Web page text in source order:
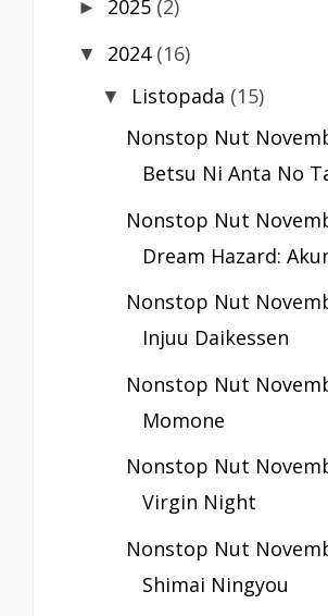
► 2025 (2)
▼ 2024 (16)
▼ Listopada (15)
Nonstop Nut
Betsu Ni Anta No
Nonstop Nut
Dream Hazard:
Nonstop Nut
Injuu Daikessen
Nonstop Nut
Momone
Nonstop Nut
Virgin Night
Nonstop Nut
Shimai Ningyou